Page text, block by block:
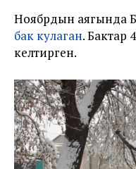
Ноябрдын аягында
бак кулаган. Бактар
келтирген.